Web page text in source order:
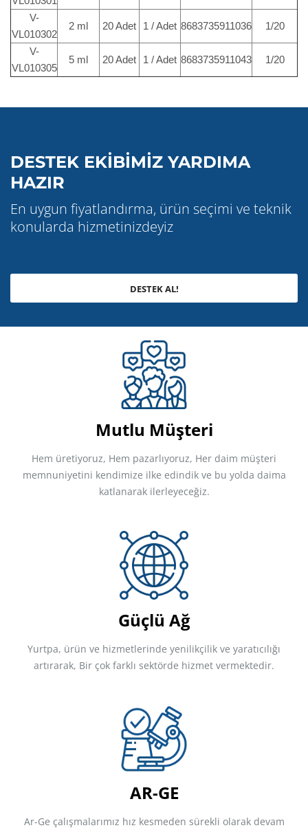
V-
VL010302
2 ml 20 Adet 1 / Adet 8683735911036 1/20
V-
VL010305
5 ml 20 Adet 1 / Adet 8683735911043 1/20
DESTEK EKİBİMİZ YARDIMA
HAZIR
En uygun fiyatlandırma, ürün seçimi ve teknik
konularda hizmetinizdeyiz
DESTEK AL!
Mutlu Müşteri
Hem üretiyoruz, Hem pazarlıyoruz, Her daim müşteri
memnuniyetini kendimize ilke edindik ve bu yolda daima
katlanarak ilerleyeceğiz.
Güçlü Ağ
Yurtpa, ürün ve hizmetlerinde yenilikçilik ve yaratıcılığı
artırarak, Bir çok farklı sektörde hizmet vermektedir.
AR-GE
Ar-Ge çalışmalarımız hız kesmeden sürekli olarak devam